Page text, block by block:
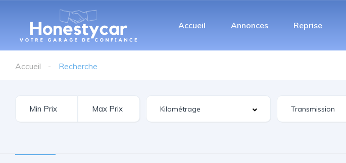
Accueil Annonces Reprise
Accueil Recherche